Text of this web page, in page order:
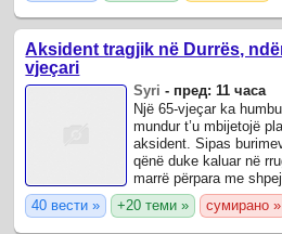
Aksident tragjik në Durrës,
vjeçari
Syri - пред: 11 часа
Një 65-vjeçar ka
mundur t’u mbijetojë
aksident. Sipas
qënë duke kaluar në
marrë përpara me
40 вести »
+20 теми » сумирано »